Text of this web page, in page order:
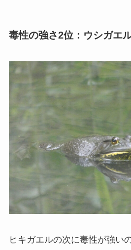
毒性の強さ2位：ウシガエ
ヒキガエルの次に毒性が強い